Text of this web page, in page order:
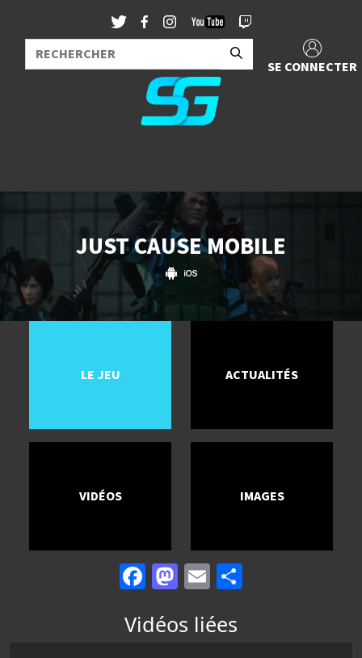
SE CONNECTER
JUST CAUSE MOBILE
LE JEU ACTUALITÉS
VIDÉOS IMAGES
Facebook
Mastodon
Email
Vidéos liées